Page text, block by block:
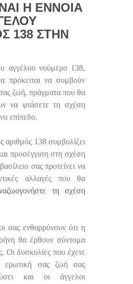
Η ΈΝΝΟΙΑ
138 ΣΤΗΝ
αγγέλου νούμερο 138,
πρόκειται να συμβούν
ζωή, πράγματα που θα
να φτάσετε τη σχέση
επίπεδο.
αριθμός 138 συμβολίζει
προσέγγιση στη σχέση
σας προτείνει να
αλλαγές που θα
τη σχέση
σας ενθαρρύνουν ότι η
θα έρθουν σύντομα
Οι δυσκολίες που έχετε
ερωτική σας ζωή σας
και οι άγγελοι